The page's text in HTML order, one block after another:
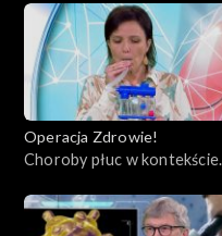
Operacja Zdrowie!
Choroby płuc w kontekście